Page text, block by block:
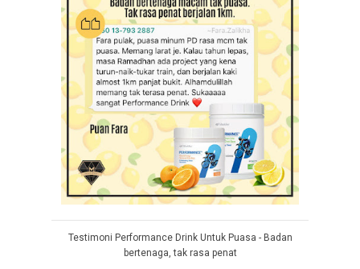
Testimoni Performance Drink Untuk Puasa - Badan
bertenaga, tak rasa penat